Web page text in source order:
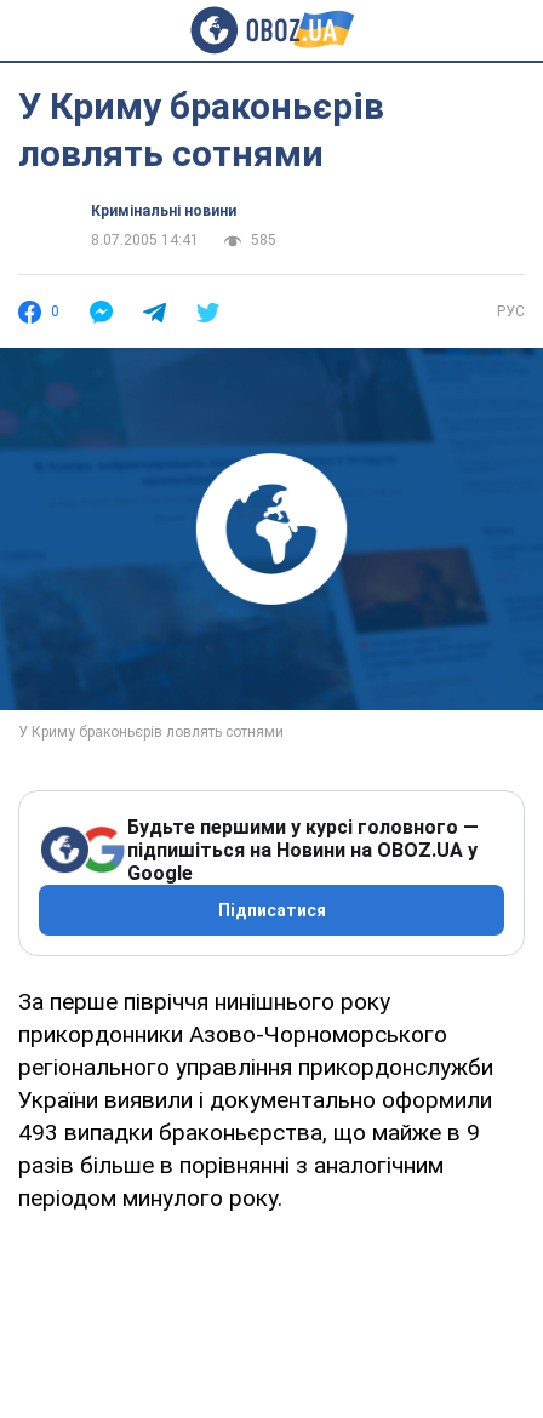
У Криму браконьєрів
ловлять сотнями
Кримінальні новини
8.07.2005 14:41
585
0 РУС
Будьте першими у курсі головного —
підпишіться на Новини на OBOZ.UA у
Google
Підписатися
За перше півріччя нинішнього року
прикордонники Азово-Чорноморського
регіонального управління прикордонслужби
України виявили і документально оформили
493 випадки браконьєрства, що майже в 9
разів більше в порівнянні з аналогічним
періодом минулого року.